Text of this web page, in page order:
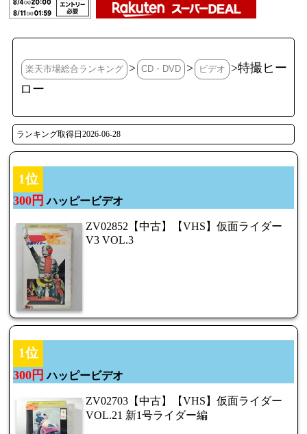
楽天市場総合ランキング > CD・DVD > ビデオ
>特撮ヒー
ロー
ランキング取得日2026-06-28
1位
300円 ハッピービデオ
ZV02852【中古】【VHS】仮面ライダー
V3 VOL.3
1位
300円 ハッピービデオ
ZV02703【中古】【VHS】仮面ライダー
VOL.21 新1号ライダー編